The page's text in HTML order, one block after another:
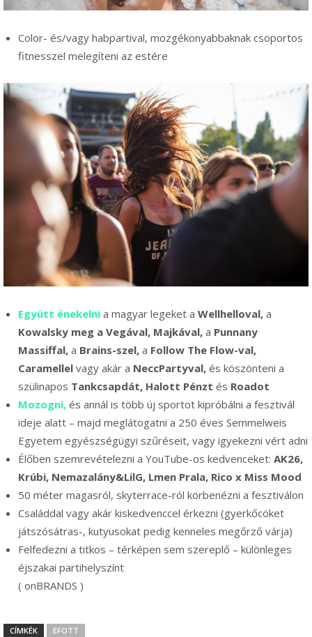
Color- és/vagy habpartival, mozgékonyabbaknak csoportos
fitnesszel melegíteni az estére
Együtt énekelni a magyar legeket a Wellhelloval, a
Kowalsky meg a Vegával, Majkával, a Punnany
Massiffal, a Brains-szel, a Follow The Flow-val,
Caramellel vagy akár a NeccPartyval, és köszönteni a
szülinapos Tankcsapdát, Halott Pénzt és Roadot
Mozogni, és annál is több új sportot kipróbálni a fesztivál
ideje alatt – majd meglátogatni a 250 éves Semmelweis
Egyetem egyészségügyi szűréseit, vagy igyekezni vért adni
Élőben szemrevételezni a YouTube-os kedvenceket: AK26,
Krúbi, Nemazalány&LilG, Lmen Prala, Rico x Miss Mood
50 méter magasról, skyterrace-ról körbenézni a fesztiválon
Családdal vagy akár kiskedvenccel érkezni (gyerkőcöket
játszósátras-, kutyusokat pedig kenneles megőrző várja)
Felfedezni a titkos – térképen sem szereplő – különleges
éjszakai partihelyszínt
( onBRANDS )
CÍMKÉK EFOTT